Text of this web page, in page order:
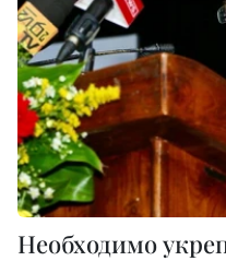
Необходимо